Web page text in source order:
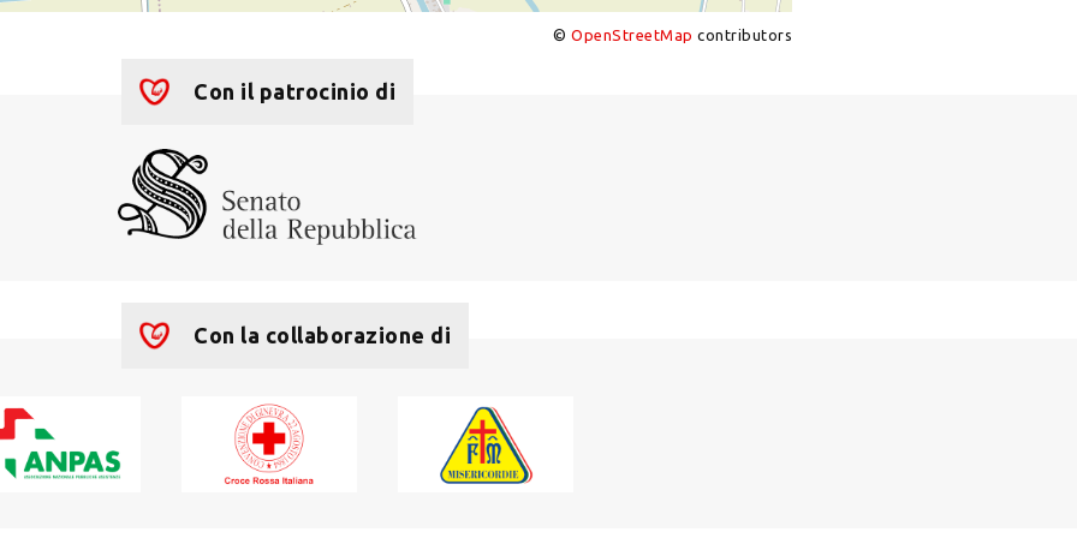
© OpenStreetMap contributors
Con il patrocinio di
Con la collaborazione di